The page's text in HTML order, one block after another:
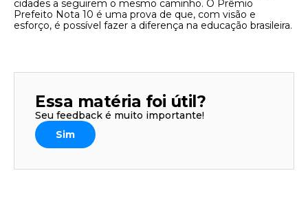
cidades a seguirem o mesmo caminho. O Prêmio
Prefeito Nota 10 é uma prova de que, com visão e
esforço, é possível fazer a diferença na educação brasileira.
Essa matéria foi útil?
Seu feedback é muito importante!
Sim